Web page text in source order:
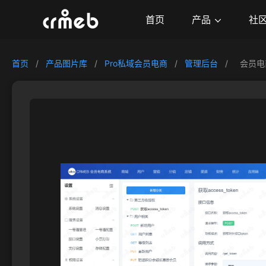
首页 产品 社
首页 / 产品图片库 / Pro私域会员电商 / 管理后台 / 会员